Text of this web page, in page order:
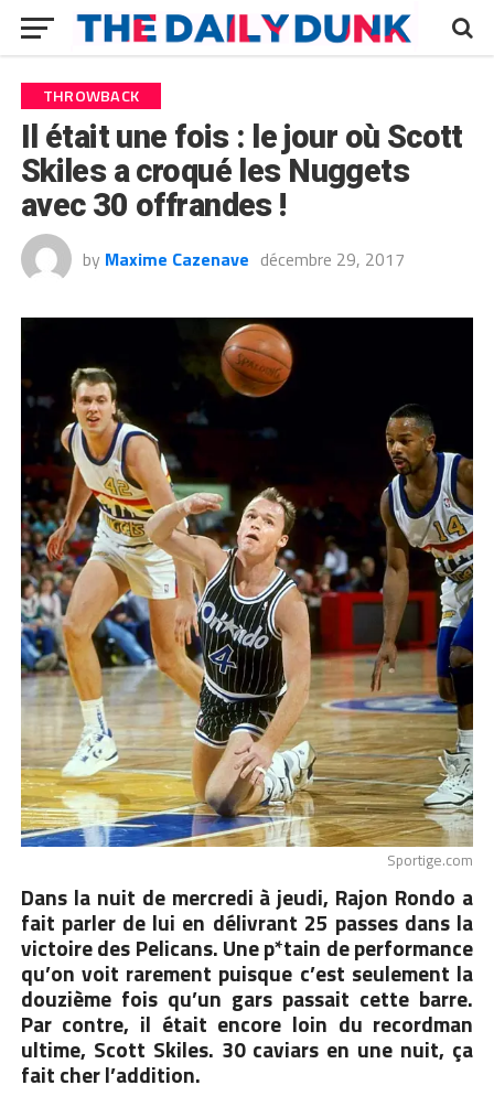
THROWBACK
Il était une fois : le jour où Scott
Skiles a croqué les Nuggets
avec 30 offrandes !
by Maxime Cazenave décembre 29, 2017
Sportige.com
Dans la nuit de mercredi à jeudi, Rajon Rondo a
fait parler de lui en délivrant 25 passes dans la
victoire des Pelicans. Une p*tain de performance
qu’on voit rarement puisque c’est seulement la
douzième fois qu’un gars passait cette barre.
Par contre, il était encore loin du recordman
ultime, Scott Skiles. 30 caviars en une nuit, ça
fait cher l’addition.